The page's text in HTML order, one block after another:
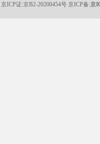
京ICP证:京B2-20200454号 京ICP备:京